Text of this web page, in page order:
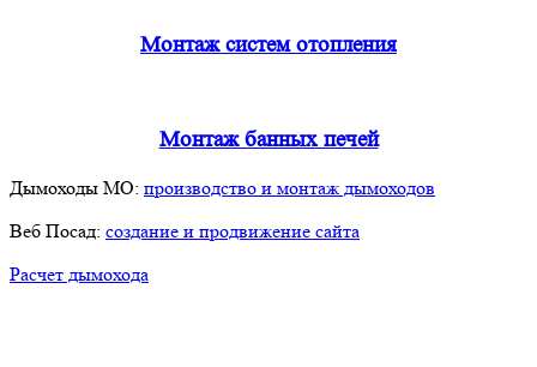
Монтаж систем отопления
Монтаж банных печей
Дымоходы МО: производство и монтаж дымоходов
Веб Посад: создание и продвижение сайта
Расчет дымохода